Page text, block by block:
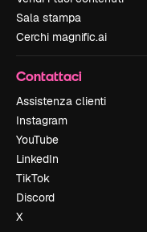
Sala stampa
Cerchi magnific.ai
Contattaci
Assistenza clienti
Instagram
YouTube
LinkedIn
TikTok
Discord
X